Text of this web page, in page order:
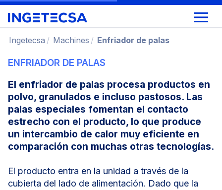
Ingetecsa Machines Enfriador de palas
ENFRIADOR DE PALAS
El enfriador de palas procesa productos en
polvo, granulados e incluso pastosos. Las
palas especiales fomentan el contacto
estrecho con el producto, lo que produce
un intercambio de calor muy eficiente en
comparación con muchas otras tecnologías.
El producto entra en la unidad a través de la
cubierta del lado de alimentación. Dado que la